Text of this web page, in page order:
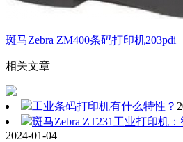
斑马Zebra ZM400条码打印机203pdi
相关文章
工业条码打印机有什么特性？
斑马Zebra ZT231工业打印机：
2024-01-04